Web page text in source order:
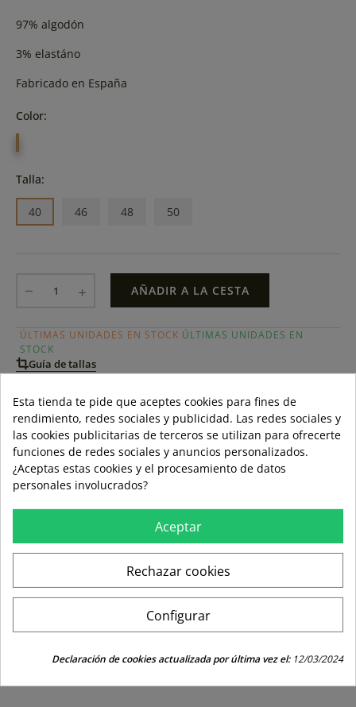
97% algodón
3% elastáno
Fabricado en España
Color:
Talla:
40 46 48 50
AÑADIR A LA CESTA
ÚLTIMAS UNIDADES EN STOCK ÚLTIMAS UNIDADES EN
STOCK
Guía de tallas
Formas de pago aceptadas
local_shippingmar 11 ago – jue 13 ago
Envío estándar
Devoluciones gratuitas a partir de 49,95
replayDerecho de devolución de 15 días
LOS CLIENTES QUE COMPRARON ESTE
PRODUCTO TAMBIÉN HAN COMPRADO:
Esta tienda te pide que aceptes cookies para fines de
rendimiento, redes sociales y publicidad. Las redes sociales y
las cookies publicitarias de terceros se utilizan para ofrecerte
funciones de redes sociales y anuncios personalizados.
¿Aceptas estas cookies y el procesamiento de datos
personales involucrados?
Aceptar
Rechazar cookies
Configurar
Declaración de cookies actualizada por última vez el:12/03/2024